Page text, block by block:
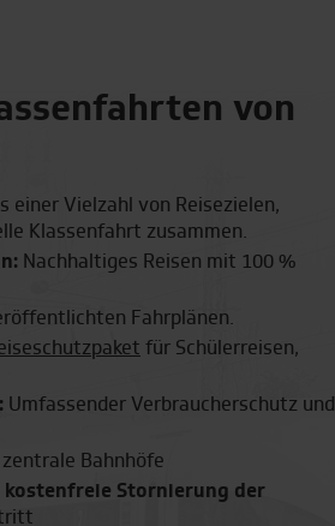
von
einer Vielzahl von Reisezielen,
Klassenfahrt zusammen.
Nachhaltiges Reisen mit 100 %
Fahrplänen.
für Schülerreisen,
Umfassender Verbraucherschutz und
Bahnhöfe
kostenfreie Stornierung der
bitte…